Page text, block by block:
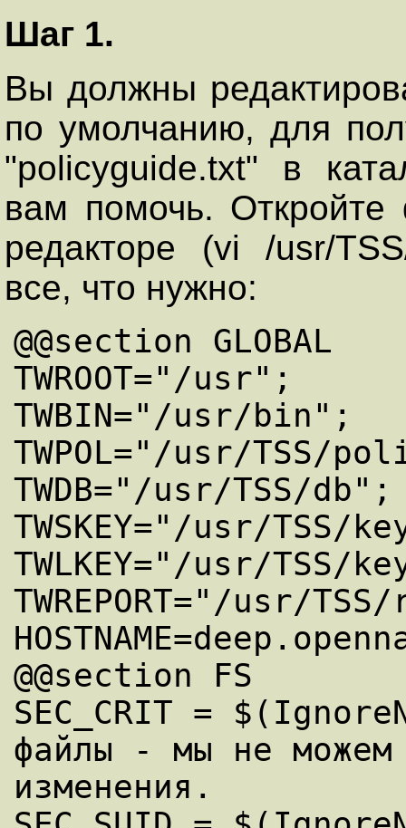
Шаг 1.
Вы должны
по умолчанию, для
"policyguide.txt" в
вам помочь.
редакторе (vi /usr/
все, что нужно:
@@section GLOBAL
TWROOT="/usr";
TWBIN="/usr/bin";
TWPOL="/usr/TSS/
TWDB="/usr/TSS/db";
TWSKEY="/usr/TSS/
TWLKEY="/usr/TSS/
TWREPORT="/usr/
@@section FS
SEC_CRIT =
файлы - мы не можем
изменения.